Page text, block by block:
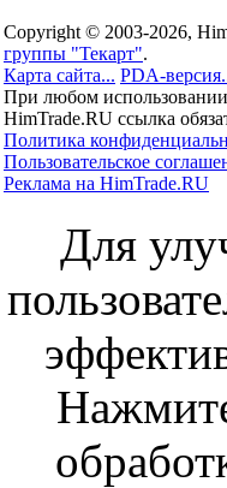
Copyright © 2003-2026,
группы "Текарт".
Карта сайта... PDA-
При любом
HimTrade.RU ссылка
Политика
Пользовательское
Реклама на HimTrade.RU
Для